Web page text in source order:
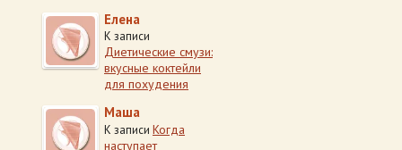
Елена
К записи
Диетические смузи:
вкусные коктейли
для похудения
Маша
К записи Когда
наступает